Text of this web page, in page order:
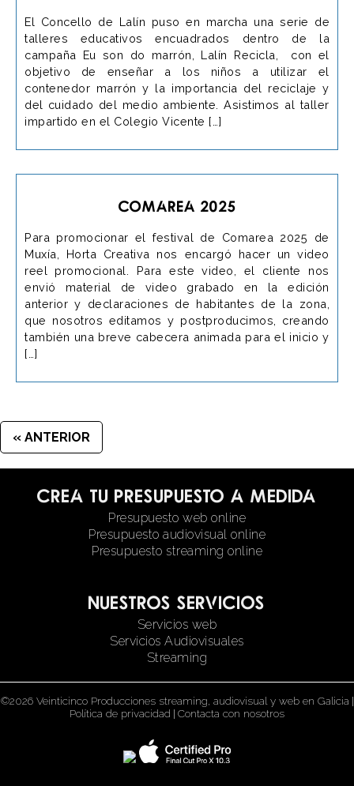
El Concello de Lalín puso en marcha una serie de
talleres educativos encuadrados dentro de la
campaña Eu son do marrón, Lalín Recicla, con el
objetivo de enseñar a los niños a utilizar el
contenedor marrón y la importancia del reciclaje y
del cuidado del medio ambiente. Asistimos al taller
impartido en el Colegio Vicente […]
Comarea 2025
Para promocionar el festival de Comarea 2025 de
Muxía, Horta Creativa nos encargó hacer un video
reel promocional. Para este video, el cliente nos
envió material de video grabado en la edición
anterior y declaraciones de habitantes de la zona,
que nosotros editamos y postproducimos, creando
también una breve cabecera animada para el inicio y
[…]
« ANTERIOR
Crea tu presupuesto a medida
Presupuesto web online
Presupuesto audiovisual online
Presupuesto streaming online
Nuestros servicios
Servicios web
Servicios Audiovisuales
Streaming
©2026 Veinticinco Producciones streaming, audiovisual y web en Galicia |
Política de privacidad | Contacta con nosotros